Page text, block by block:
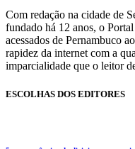
Com redação na cidade de
fundado há 12 anos, o
acessados de Pernambuco
rapidez da internet com a
imparcialidade que o leitor
ESCOLHAS DOS EDITORES